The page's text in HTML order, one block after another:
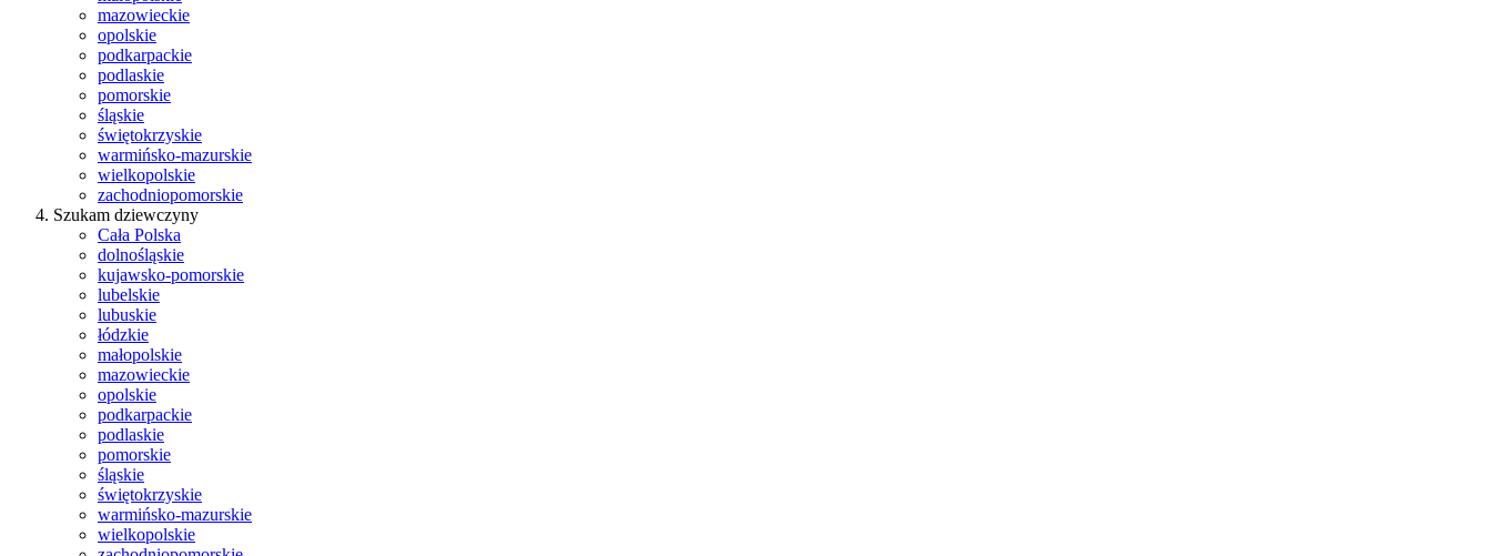
mazowieckie
opolskie
podkarpackie
podlaskie
pomorskie
śląskie
świętokrzyskie
warmińsko-mazurskie
wielkopolskie
zachodniopomorskie
Szukam dziewczyny
Cała Polska
dolnośląskie
kujawsko-pomorskie
lubelskie
lubuskie
łódzkie
małopolskie
mazowieckie
opolskie
podkarpackie
podlaskie
pomorskie
śląskie
świętokrzyskie
warmińsko-mazurskie
wielkopolskie